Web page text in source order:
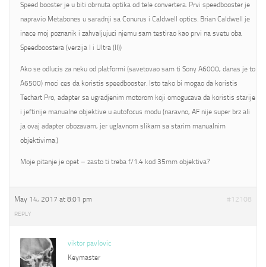
Speed booster je u biti obrnuta optika od tele convertera. Prvi speedbooster je
napravio Metabones u saradnji sa Conurus i Caldwell optics. Brian Caldwell je
inace moj poznanik i zahvaljujuci njemu sam testirao kao prvi na svetu oba
Speedboostera (verzija I i Ultra (II))
Ako se odlucis za neku od platformi (savetovao sam ti Sony A6000, danas je to
A6500) moci ces da koristis speedbooster. Isto tako bi mogao da koristis
Techart Pro, adapter sa ugradjenim motorom koji omogucava da koristis starije
i jeftinije manualne objektive u autofocus modu (naravno, AF nije super brz ali
ja ovaj adapter obozavam, jer uglavnom slikam sa starim manualnim
objektivima.)
Moje pitanje je opet – zasto ti treba f/1.4 kod 35mm objektiva?
May 14, 2017 at 8:01 pm #12108
REPLY
viktor pavlovic
Keymaster